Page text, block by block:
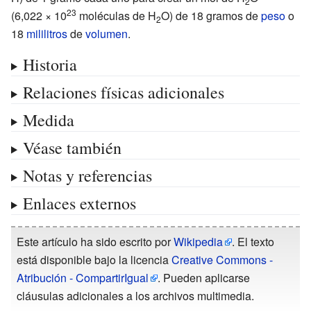
(6,022 × 1023 moléculas de H2O) de 18 gramos depesoo
18 mililitrosdevolumen.
Historia
Relaciones físicas adicionales
Medida
Véase también
Notas y referencias
Enlaces externos
Este artículo ha sido escrito porWikipedia
. El texto
está disponible bajo la licenciaCreative Commons -
Atribución - CompartirIgual
. Pueden aplicarse
cláusulas adicionales a los archivos multimedia.